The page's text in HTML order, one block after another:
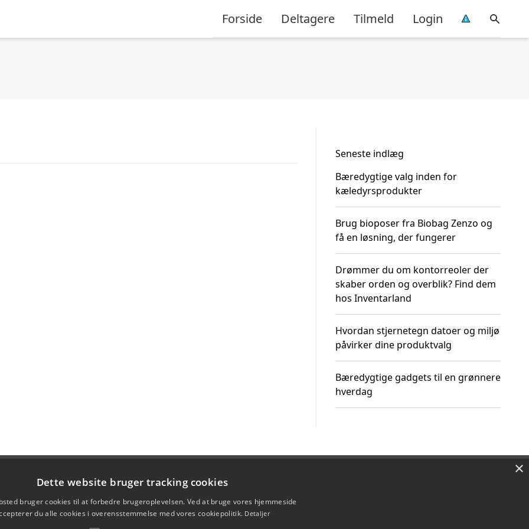
Forside Deltagere Tilmeld Login
Seneste indlæg
Bæredygtige valg inden for
kæledyrsprodukter
Brug bioposer fra Biobag Zenzo og
få en løsning, der fungerer
Drømmer du om kontorreoler der
skaber orden og overblik? Find dem
hos Inventarland
Hvordan stjernetegn datoer og miljø
påvirker dine produktvalg
Bæredygtige gadgets til en grønnere
hverdag
×
Dette website bruger tracking cookies
bruger cookies til at forbedre brugeroplevelsen. Ved at bruge vores hjemmeside
du alle cookies i overensstemmelse med vores cookiepolitik. Detaljer